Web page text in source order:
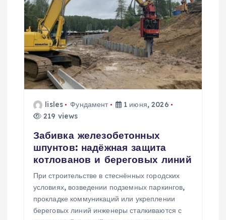
lisles Фундамент
1 июня, 2026
219 views
Забивка железобетонных
шпунтов: надёжная защита
котлованов и береговых линий
При строительстве в стеснённых городских
условиях, возведении подземных паркингов,
прокладке коммуникаций или укреплении
береговых линий инженеры сталкиваются с